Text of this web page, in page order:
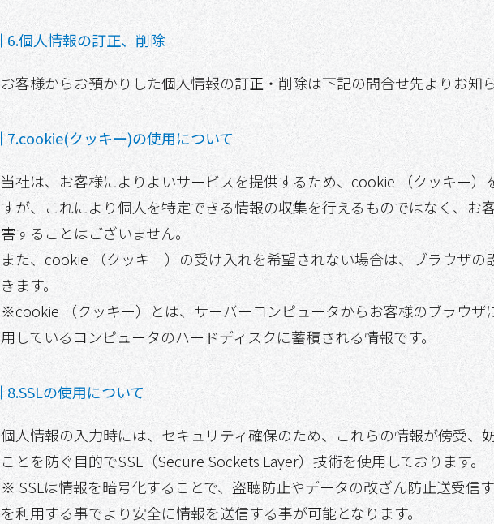
6.個人情報の訂正、削除
お客様からお預かりした個人情報の訂正・削除は下記の問合せ先よりお知
7.cookie(クッキー)の使用について
当社は、お客様によりよいサービスを提供するため、cookie （クッキー）
すが、これにより個人を特定できる情報の収集を行えるものではなく、お
害することはございません。
また、cookie （クッキー）の受け入れを希望されない場合は、ブラウザの
きます。
※cookie （クッキー）とは、サーバーコンピュータからお客様のブラウザ
用しているコンピュータのハードディスクに蓄積される情報です。
8.SSLの使用について
個人情報の入力時には、セキュリティ確保のため、これらの情報が傍受、
ことを防ぐ目的でSSL（Secure Sockets Layer）技術を使用しております。
※ SSLは情報を暗号化することで、盗聴防止やデータの改ざん防止送受信
を利用する事でより安全に情報を送信する事が可能となります。